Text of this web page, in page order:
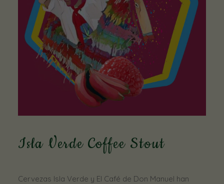
Isla Verde Coffee Stout
Cervezas Isla Verde y El Café de Don Manuel han